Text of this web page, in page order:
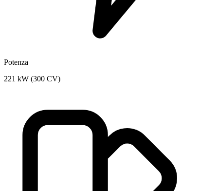
Potenza
221 kW (300 CV)